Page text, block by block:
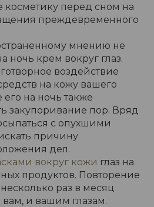
косметику перед сном на
преждевременного
мнению не
ночь крем вокруг глаз.
воздействие
на кожу вашего
на ночь также
закупоривание пор. Вряд
с опухшими
причину
дел.
вокруг кожи глаз на
продуктов. Повторение
раз в месяц
вам, и вашим глазам.